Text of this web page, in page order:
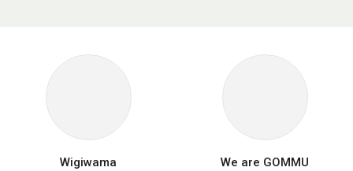
Wigiwama We are GOMMU